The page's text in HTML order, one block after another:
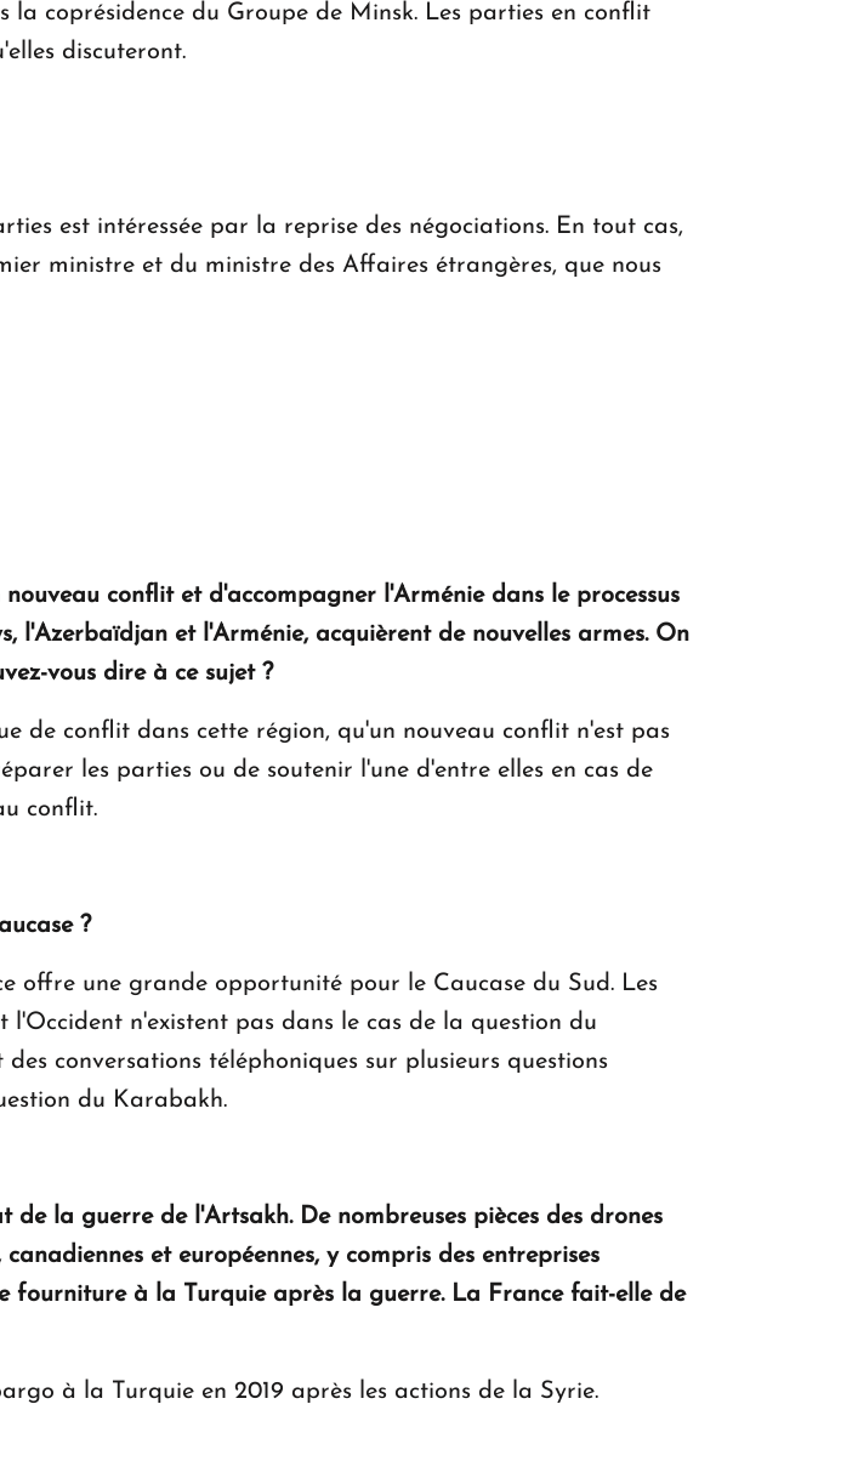
coprésidence du Groupe de Minsk. Les parties en conflit
discuteront.
est intéressée par la reprise des négociations. En tout cas,
ministre et du ministre des Affaires étrangères, que nous
conflit et d'accompagner l'Arménie dans le processus
l'Azerbaïdjan et l'Arménie, acquièrent de nouvelles armes. On
vous dire à ce sujet ?
de conflit dans cette région, qu'un nouveau conflit n'est pas
les parties ou de soutenir l'une d'entre elles en cas de
conflit.
?
offre une grande opportunité pour le Caucase du Sud. Les
n'existent pas dans le cas de la question du
conversations téléphoniques sur plusieurs questions
du Karabakh.
la guerre de l'Artsakh. De nombreuses pièces des drones
et européennes, y compris des entreprises
fourniture à la Turquie après la guerre. La France fait-elle de
à la Turquie en 2019 après les actions de la Syrie.